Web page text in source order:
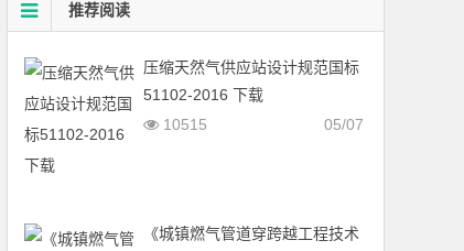
推荐阅读
压缩天然气供应站设计规范国标
51102-2016 下载
05/07
10515
《城镇燃气管道穿跨越工程技术